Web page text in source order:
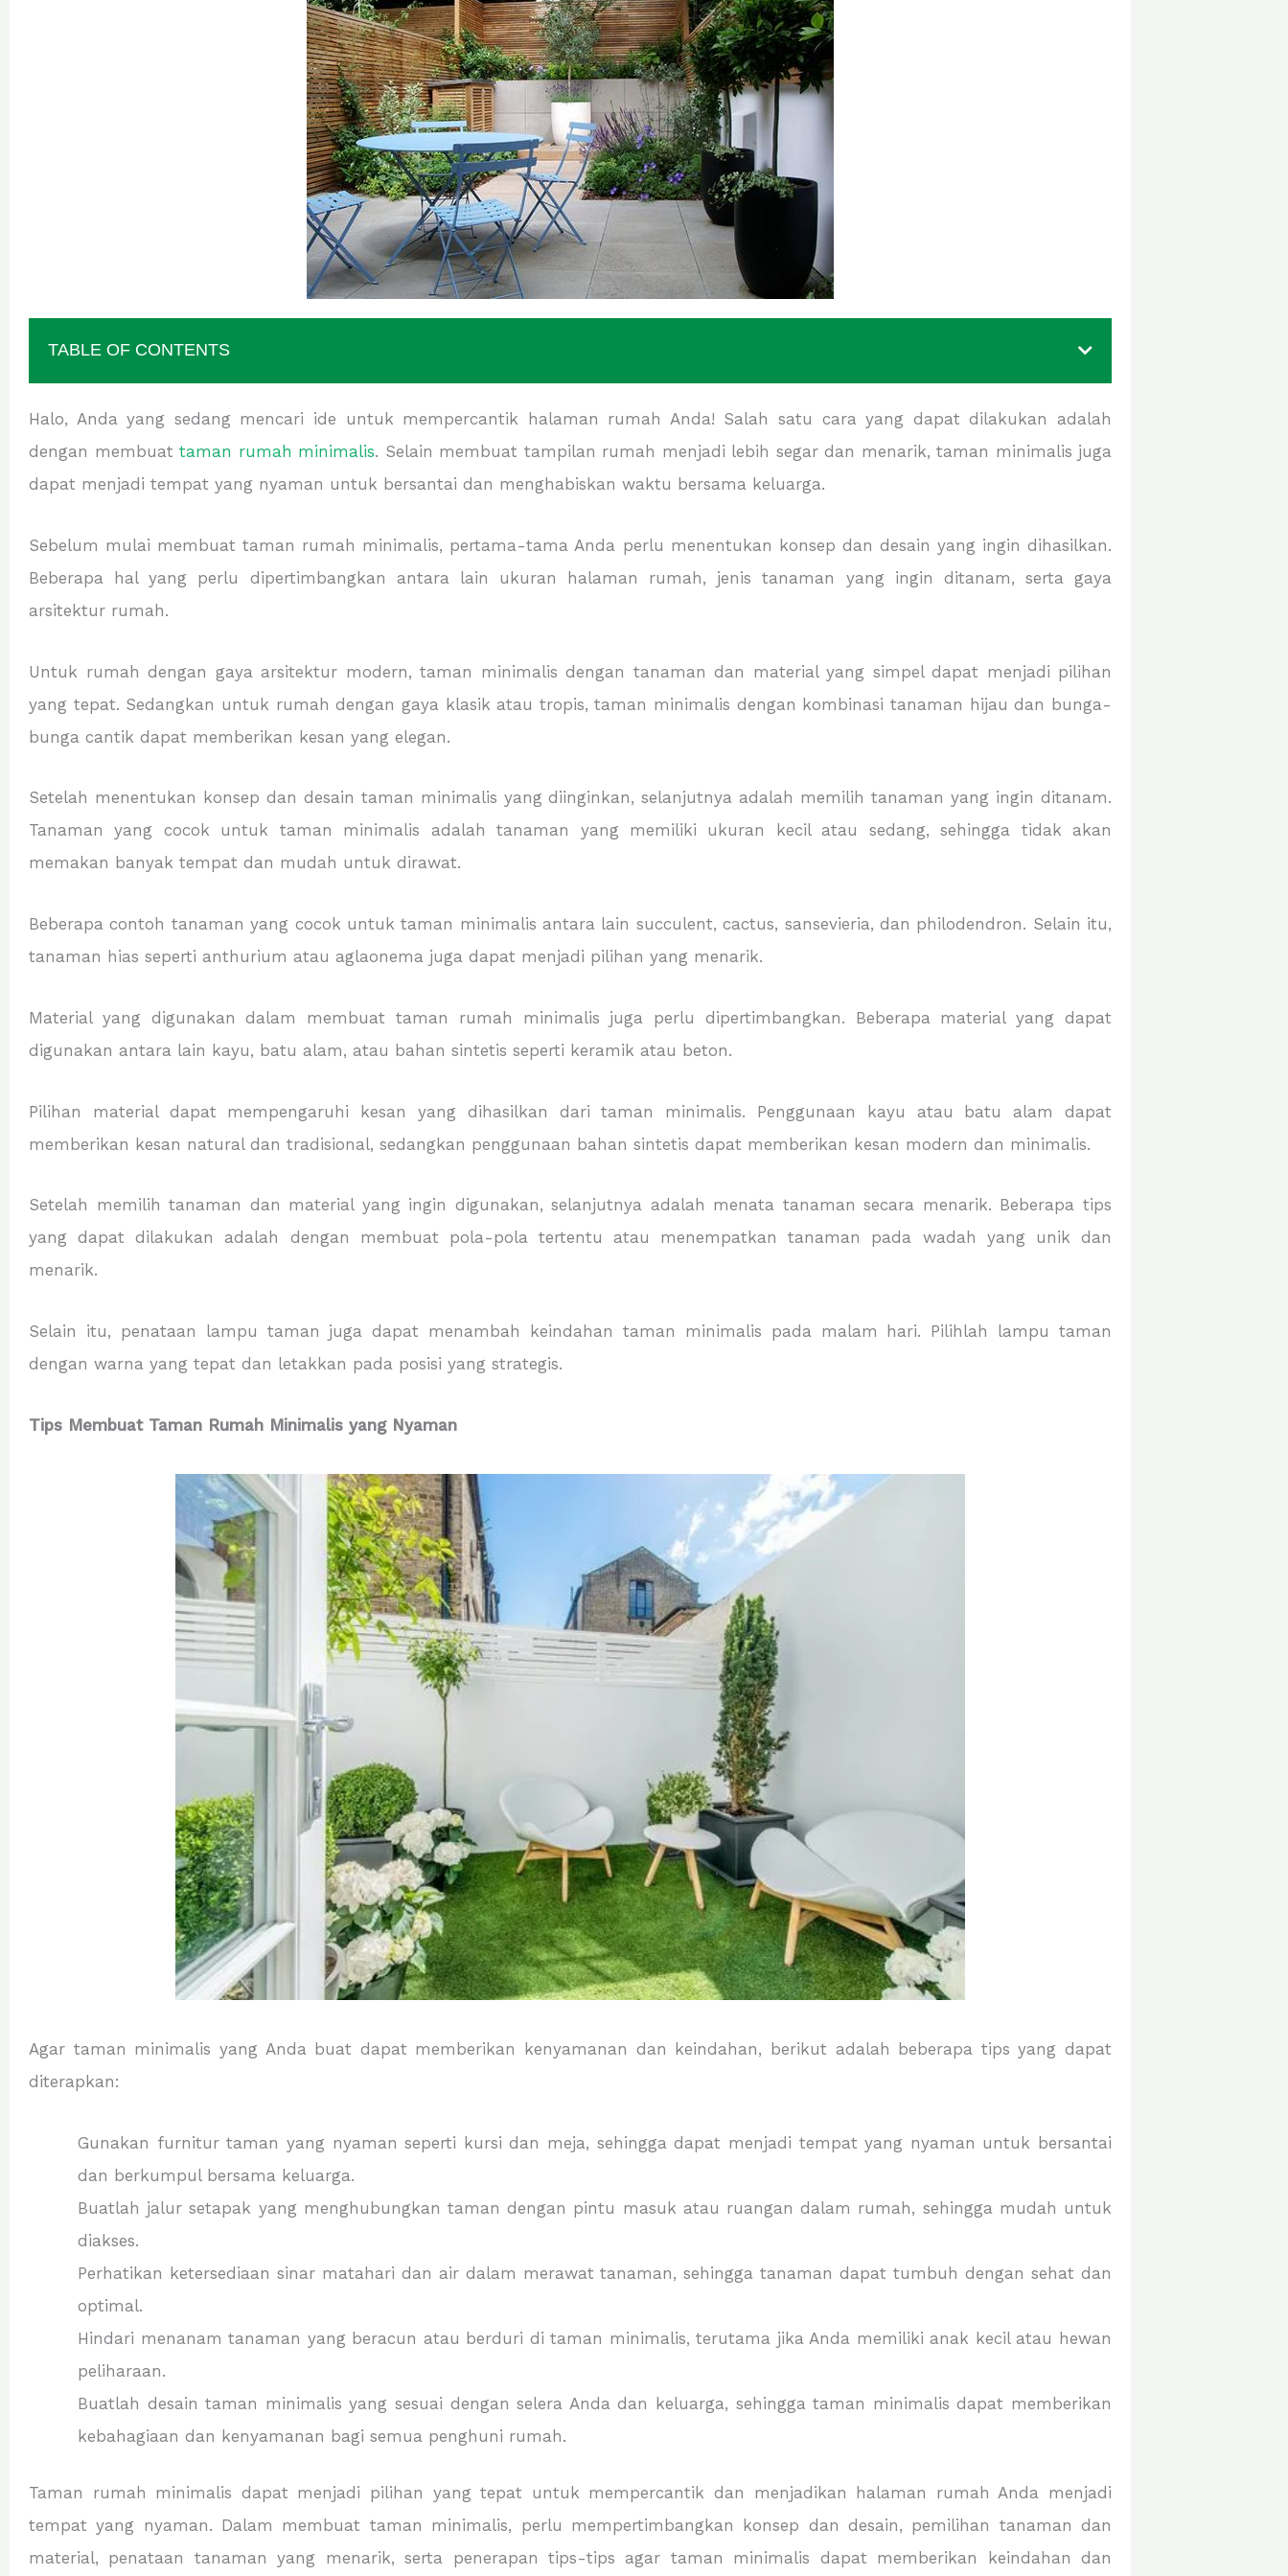
TABLE OF CONTENTS
Halo, Anda yang sedang mencari ide untuk mempercantik halaman rumah Anda! Salah satu cara yang dapat dilakukan adalah
dengan membuat taman rumah minimalis. Selain membuat tampilan rumah menjadi lebih segar dan menarik, taman minimalis juga
dapat menjadi tempat yang nyaman untuk bersantai dan menghabiskan waktu bersama keluarga.
Sebelum mulai membuat taman rumah minimalis, pertama-tama Anda perlu menentukan konsep dan desain yang ingin dihasilkan.
Beberapa hal yang perlu dipertimbangkan antara lain ukuran halaman rumah, jenis tanaman yang ingin ditanam, serta gaya
arsitektur rumah.
Untuk rumah dengan gaya arsitektur modern, taman minimalis dengan tanaman dan material yang simpel dapat menjadi pilihan
yang tepat. Sedangkan untuk rumah dengan gaya klasik atau tropis, taman minimalis dengan kombinasi tanaman hijau dan bunga-
bunga cantik dapat memberikan kesan yang elegan.
Setelah menentukan konsep dan desain taman minimalis yang diinginkan, selanjutnya adalah memilih tanaman yang ingin ditanam.
Tanaman yang cocok untuk taman minimalis adalah tanaman yang memiliki ukuran kecil atau sedang, sehingga tidak akan
memakan banyak tempat dan mudah untuk dirawat.
Beberapa contoh tanaman yang cocok untuk taman minimalis antara lain succulent, cactus, sansevieria, dan philodendron. Selain itu,
tanaman hias seperti anthurium atau aglaonema juga dapat menjadi pilihan yang menarik.
Material yang digunakan dalam membuat taman rumah minimalis juga perlu dipertimbangkan. Beberapa material yang dapat
digunakan antara lain kayu, batu alam, atau bahan sintetis seperti keramik atau beton.
Pilihan material dapat mempengaruhi kesan yang dihasilkan dari taman minimalis. Penggunaan kayu atau batu alam dapat
memberikan kesan natural dan tradisional, sedangkan penggunaan bahan sintetis dapat memberikan kesan modern dan minimalis.
Setelah memilih tanaman dan material yang ingin digunakan, selanjutnya adalah menata tanaman secara menarik. Beberapa tips
yang dapat dilakukan adalah dengan membuat pola-pola tertentu atau menempatkan tanaman pada wadah yang unik dan
menarik.
Selain itu, penataan lampu taman juga dapat menambah keindahan taman minimalis pada malam hari. Pilihlah lampu taman
dengan warna yang tepat dan letakkan pada posisi yang strategis.
Tips Membuat Taman Rumah Minimalis yang Nyaman
Agar taman minimalis yang Anda buat dapat memberikan kenyamanan dan keindahan, berikut adalah beberapa tips yang dapat
diterapkan:
Gunakan furnitur taman yang nyaman seperti kursi dan meja, sehingga dapat menjadi tempat yang nyaman untuk bersantai
dan berkumpul bersama keluarga.
Buatlah jalur setapak yang menghubungkan taman dengan pintu masuk atau ruangan dalam rumah, sehingga mudah untuk
diakses.
Perhatikan ketersediaan sinar matahari dan air dalam merawat tanaman, sehingga tanaman dapat tumbuh dengan sehat dan
optimal.
Hindari menanam tanaman yang beracun atau berduri di taman minimalis, terutama jika Anda memiliki anak kecil atau hewan
peliharaan.
Buatlah desain taman minimalis yang sesuai dengan selera Anda dan keluarga, sehingga taman minimalis dapat memberikan
kebahagiaan dan kenyamanan bagi semua penghuni rumah.
Taman rumah minimalis dapat menjadi pilihan yang tepat untuk mempercantik dan menjadikan halaman rumah Anda menjadi
tempat yang nyaman. Dalam membuat taman minimalis, perlu mempertimbangkan konsep dan desain, pemilihan tanaman dan
material, penataan tanaman yang menarik, serta penerapan tips-tips agar taman minimalis dapat memberikan keindahan dan